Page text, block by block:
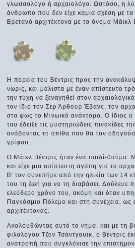
γλωσσολόγο ή αρχαιολόγο. Ωστόσο, η
άνθρωπο που δεν είχε καμία σχέση με τα
Βρετανό αρχιτέκτονα με το όνομα Μάικλ
Η πορεία του Βέντρις προς την
νωρίς, και μάλιστα με έναν απίστευτο
την τύχη να ξεναγηθεί στον
τον ίδιο τον Σερ Άρθουρ Έβανς, τον
στο φως το Μινωικό ανάκτορο. Ο ίδιος
του έδειξε τις μυστηριώδεις πινακίδες
ανάβοντας τη σπίθα που θα τον
γρίφου.
Ο Μάικλ Βέντρις ήταν ένα παιδί-θαύμα.
και είχε μια απίστευτη αγάπη για τα
Β' τον συνεπήρε από την ηλικία των 14
του τη ζωή για να τη διαβάσει.
ελεύθερο χρόνο του, ακόμη και όταν
Παγκόσμιο Πόλεμο και στη συνέχεια, ως
αρχιτέκτονας.
Ακολουθώντας αυτό το νήμα, και με τη
φιλολόγου Τζον Τσάντγουικ, ο Βέντρις
ανατροπή που συγκλόνισε την